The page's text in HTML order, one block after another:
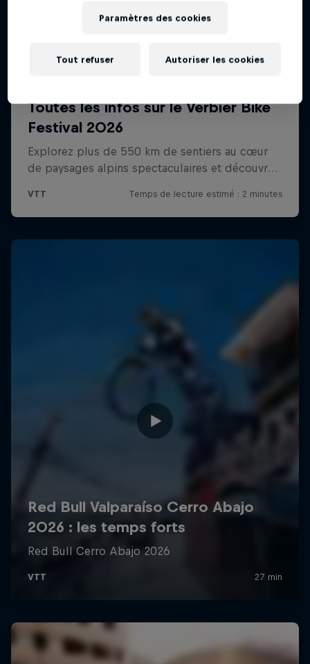
Paramètres des cookies
Tout refuser Autoriser les cookies